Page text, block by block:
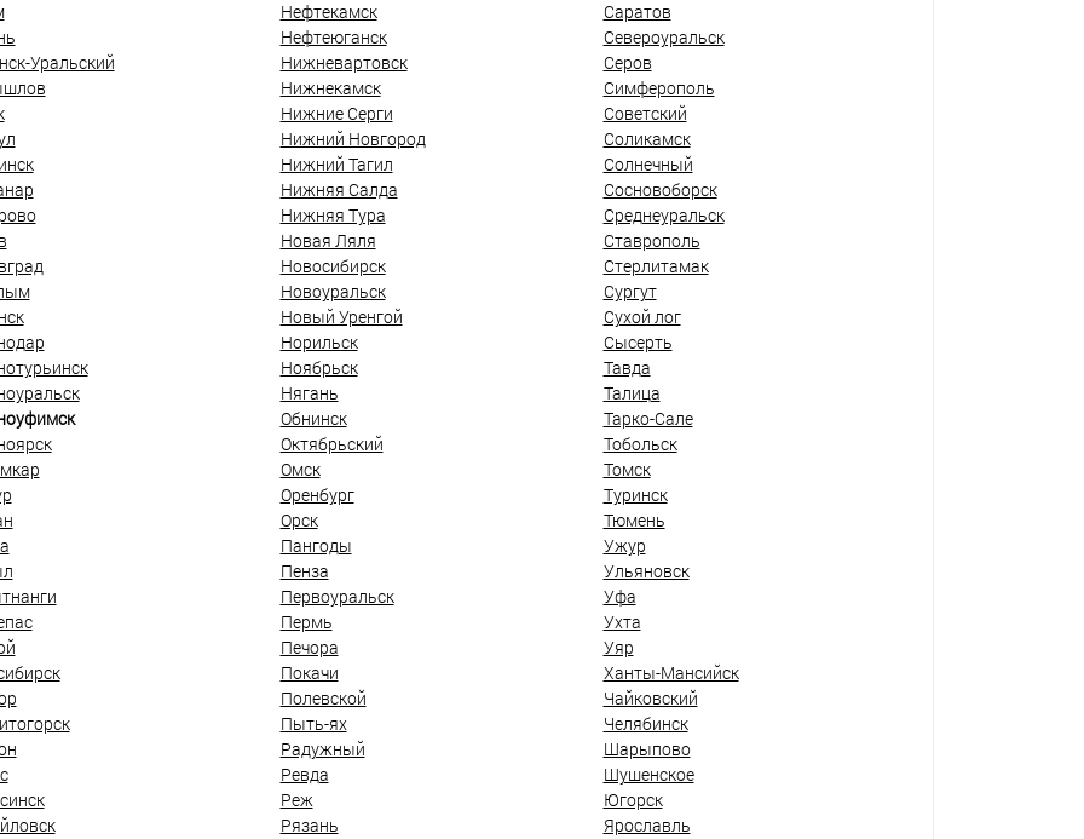
Уральский
Нефтекамск
Нефтеюганск
Нижневартовск
Нижнекамск
Нижние Серги
Нижний Новгород
Нижний Тагил
Нижняя Салда
Нижняя Тура
Новая Ляля
Новосибирск
Новоуральск
Новый Уренгой
Норильск
Ноябрьск
Нягань
Обнинск
Октябрьский
Омск
Оренбург
Орск
Пангоды
Пенза
Первоуральск
Пермь
Печора
Покачи
Полевской
Пыть-ях
Радужный
Ревда
Реж
Рязань
Саратов
Североуральск
Серов
Симферополь
Советский
Соликамск
Солнечный
Сосновоборск
Среднеуральск
Ставрополь
Стерлитамак
Сургут
Сухой лог
Сысерть
Тавда
Талица
Тарко-Сале
Тобольск
Томск
Туринск
Тюмень
Ужур
Ульяновск
Уфа
Ухта
Уяр
Ханты-Мансийск
Чайковский
Челябинск
Шарыпово
Шушенское
Югорск
Ярославль